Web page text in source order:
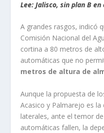
Lee: Jalisco, sin plan B
A grandes rasgos, indicó
Comisión Nacional del
cortina a 80 metros de
automáticas que no
metros de altura de
Aunque la propuesta de
Acasico y Palmarejo es
laterales, ante el temor
automáticas fallen, la